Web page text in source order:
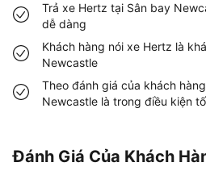
Trả xe Hertz tại Sân bay
dễ dàng
Khách hàng nói xe Hertz là
Newcastle
Theo đánh giá của khách
Newcastle là trong điều kiện
Đánh Giá Của Khách